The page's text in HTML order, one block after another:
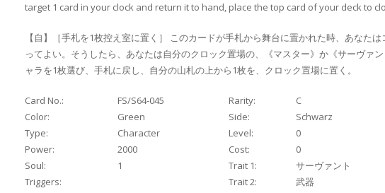
target 1 card in your clock and return it to hand, place the top card of your deck to
【自】［手札を1枚控え室に置く］ このカードが手札から舞台に置かれた時、あなた
ってよい。そうしたら、あなたは自分のクロック置場の、《マスター》か《サーヴァ
ャラを1枚選び、手札に戻し、自分の山札の上から1枚を、クロック置場に置く。
Card No.: FS/S64-045 Rarity:
C
Color:
Green Side:
Schwarz
Type:
Character Level:
0
Power:
2000 Cost:
0
Soul:
1 Trait 1:
サーヴァント
Triggers:
Trait 2: 武器